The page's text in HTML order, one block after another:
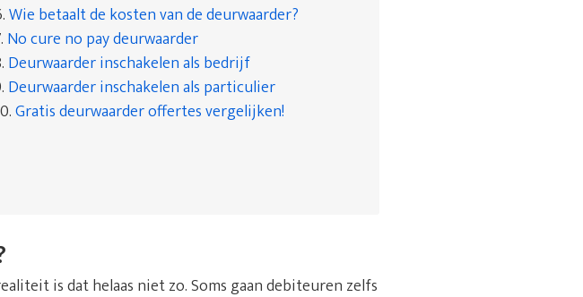
Wie betaalt de kosten van de deurwaarder?
No cure no pay deurwaarder
Deurwaarder inschakelen als bedrijf
Deurwaarder inschakelen als particulier
Gratis deurwaarder offertes vergelijken!
is dat helaas niet zo. Soms gaan debiteuren zelfs